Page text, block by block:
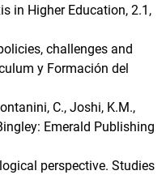
in Higher Education, 2.1,
challenges and
y Formación del
C., Joshi, K.M.,
Emerald Publishing
perspective. Studies